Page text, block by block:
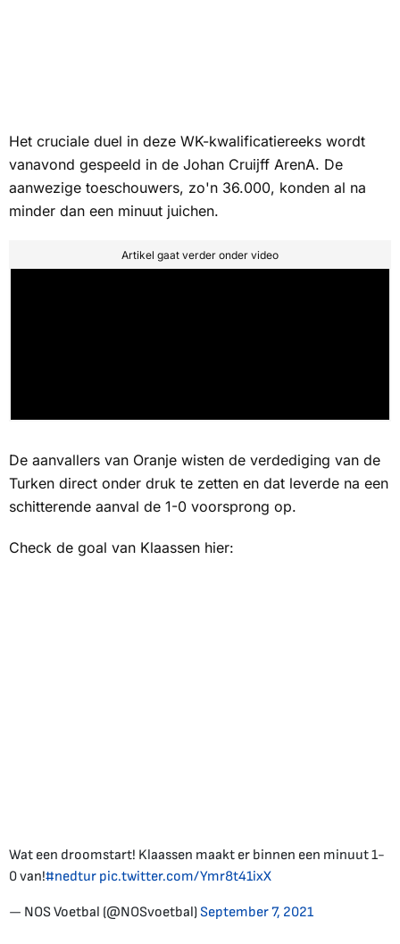
Het cruciale duel in deze WK-kwalificatiereeks wordt
vanavond gespeeld in de Johan Cruijff ArenA. De
aanwezige toeschouwers, zo'n 36.000, konden al na
minder dan een minuut juichen.
Artikel gaat verder onder video
De aanvallers van Oranje wisten de verdediging van de
Turken direct onder druk te zetten en dat leverde na een
schitterende aanval de 1-0 voorsprong op.
Check de goal van Klaassen hier:
Wat een droomstart! Klaassen maakt er binnen een minuut 1-
0 van!#nedtur pic.twitter.com/Ymr8t41ixX
— NOS Voetbal (@NOSvoetbal)September 7, 2021